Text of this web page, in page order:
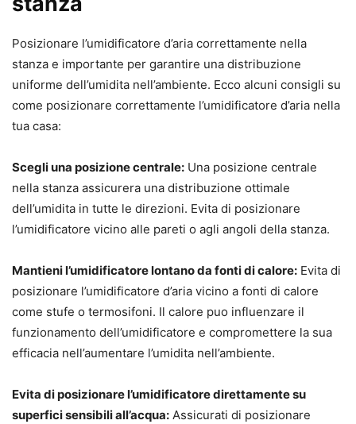
Posizionare l’umidificatore d’aria correttamente nella
stanza e importante per garantire una distribuzione
uniforme dell’umidita nell’ambiente. Ecco alcuni consigli su
come posizionare correttamente l’umidificatore d’aria nella
tua casa:
Scegli una posizione centrale: Una posizione centrale
nella stanza assicurera una distribuzione ottimale
dell’umidita in tutte le direzioni. Evita di posizionare
l’umidificatore vicino alle pareti o agli angoli della stanza.
Mantieni l’umidificatore lontano da fonti di calore: Evita di
posizionare l’umidificatore d’aria vicino a fonti di calore
come stufe o termosifoni. Il calore puo influenzare il
funzionamento dell’umidificatore e compromettere la sua
efficacia nell’aumentare l’umidita nell’ambiente.
Evita di posizionare l’umidificatore direttamente su
superfici sensibili all’acqua: Assicurati di posizionare